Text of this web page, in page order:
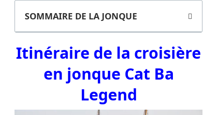
SOMMAIRE DE LA JONQUE
Itinéraire de la croisière
en jonque Cat Ba
Legend